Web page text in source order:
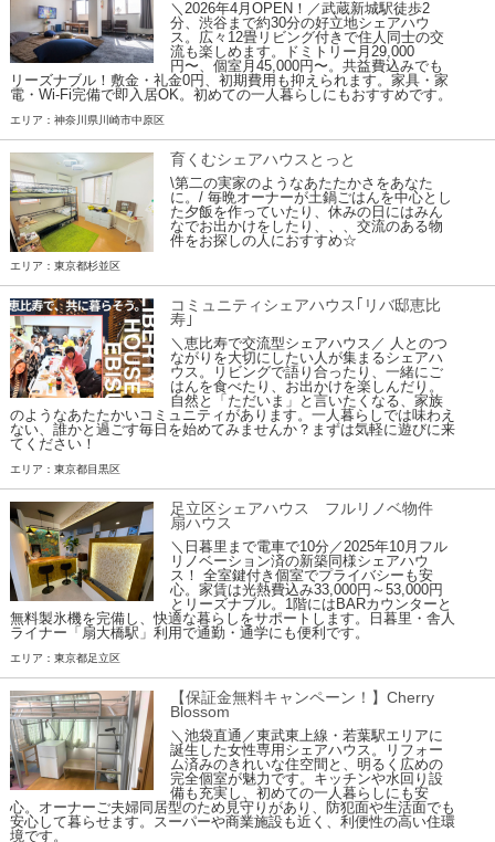
＼2026年4月OPEN！／武蔵新城駅徒歩2
分、渋谷まで約30分の好立地シェアハウ
ス。広々12畳リビング付きで住人同士の交
流も楽しめます。ドミトリー月29,000
円〜、個室月45,000円〜。共益費込みでも
リーズナブル！敷金・礼金0円、初期費用も抑えられます。家具・家
電・Wi-Fi完備で即入居OK。初めての一人暮らしにもおすすめです。
エリア：神奈川県川崎市中原区
育くむシェアハウスとっと
\第二の実家のようなあたたかさをあなた
に。/ 毎晩オーナーが土鍋ごはんを中心とし
た夕飯を作っていたり、休みの日にはみん
なでお出かけをしたり、、、交流のある物
件をお探しの人におすすめ☆
エリア：東京都杉並区
コミュニティシェアハウス｢リバ邸恵比
寿｣
＼恵比寿で交流型シェアハウス／ 人とのつ
ながりを大切にしたい人が集まるシェアハ
ウス。リビングで語り合ったり、一緒にご
はんを食べたり、お出かけを楽しんだり。
自然と「ただいま」と言いたくなる、家族
のようなあたたかいコミュニティがあります。一人暮らしでは味わえ
ない、誰かと過ごす毎日を始めてみませんか？まずは気軽に遊びに来
てください！
エリア：東京都目黒区
足立区シェアハウス フルリノベ物件
扇ハウス
＼日暮里まで電車で10分／2025年10月フル
リノベーション済の新築同様シェアハウ
ス！ 全室鍵付き個室でプライバシーも安
心。家賃は光熱費込み33,000円～53,000円
とリーズナブル。1階にはBARカウンターと
無料製氷機を完備し、快適な暮らしをサポートします。日暮里・舎人
ライナー「扇大橋駅」利用で通勤・通学にも便利です。
エリア：東京都足立区
【保証金無料キャンペーン！】Cherry
Blossom
＼池袋直通／東武東上線・若葉駅エリアに
誕生した女性専用シェアハウス。リフォー
ム済みのきれいな住空間と、明るく広めの
完全個室が魅力です。キッチンや水回り設
備も充実し、初めての一人暮らしにも安
心。オーナーご夫婦同居型のため見守りがあり、防犯面や生活面でも
安心して暮らせます。スーパーや商業施設も近く、利便性の高い住環
境です。